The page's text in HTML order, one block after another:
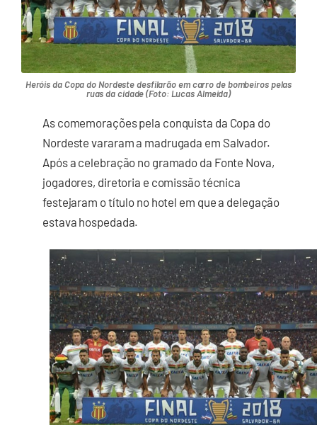
Heróis da Copa do Nordeste desfilarão em carro de bombeiros pelas
ruas da cidade (Foto: Lucas Almeida)
As comemorações pela conquista da Copa do
Nordeste vararam a madrugada em Salvador.
Após a celebração no gramado da Fonte Nova,
jogadores, diretoria e comissão técnica
festejaram o título no hotel em que a delegação
estava hospedada.